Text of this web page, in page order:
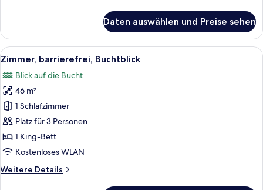
2 Einzelbetten,
Buchtblick
Daten auswählen und Preise sehen
Alle
Fotos
für
Zimmer,
barrierefrei,
Buchtblick
anzeigen
Hochwertige Bettwaren, Minibar,
4
Zimmer, barrierefrei, Buchtblick
Blick auf die Bucht
46 m²
1 Schlafzimmer
Platz für 3 Personen
1 King-Bett
Kostenloses WLAN
Weitere Details
Weitere